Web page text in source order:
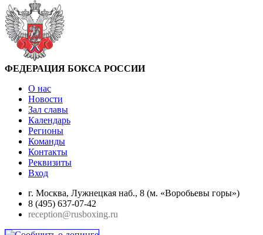
ФЕДЕРАЦИЯ БОКСА РОССИИ
О нас
Новости
Зал славы
Календарь
Регионы
Команды
Контакты
Реквизиты
Вход
г. Москва, Лужнецкая наб., 8 (м. «Воробьевы горы»)
8 (495) 637-07-42
reception@rusboxing.ru